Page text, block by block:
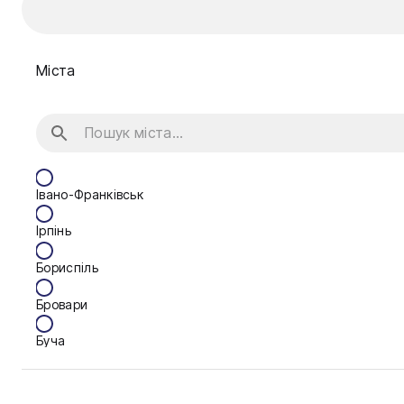
Міста
Івано-Франківськ
Ірпінь
Бориспіль
Бровари
Буча